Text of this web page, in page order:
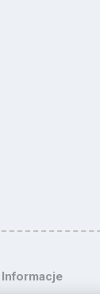
Informacje